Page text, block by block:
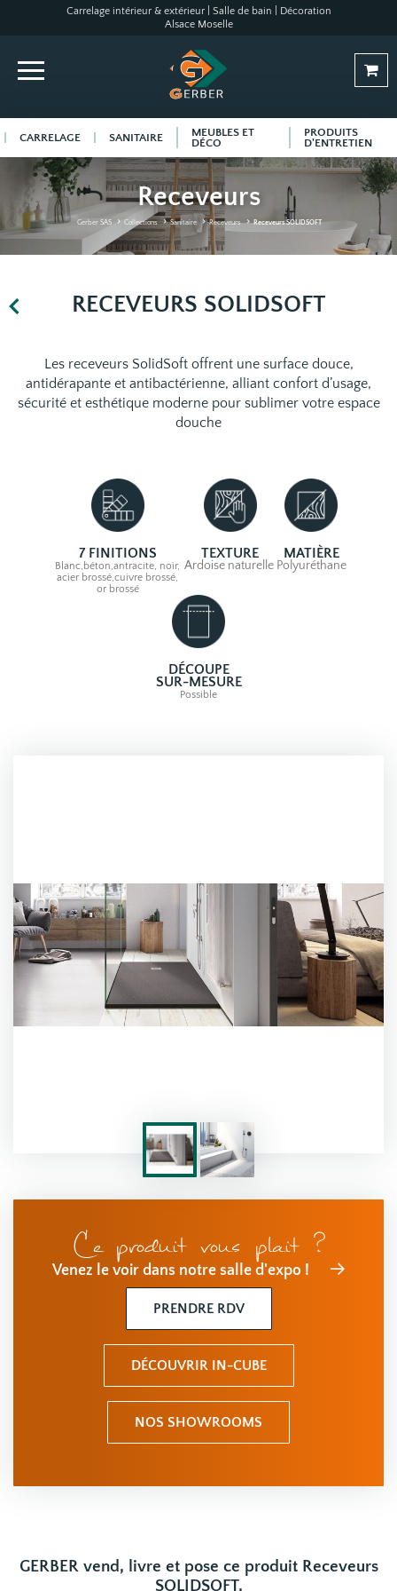
Carrelage intérieur & extérieur | Salle de bain | Décoration
Alsace Moselle
CARRELAGE SANITAIRE
MEUBLES ET
DÉCO
PRODUITS
D'ENTRETIEN
Receveurs
Gerber SAS Collections Sanitaire Receveurs Receveurs SOLIDSOFT
RECEVEURS SOLIDSOFT
Les receveurs SolidSoft offrent une surface douce,
antidérapante et antibactérienne, alliant confort d’usage,
sécurité et esthétique moderne pour sublimer votre espace
douche
7 FINITIONS
Blanc,béton,antracite, noir,
acier brossé,cuivre brossé,
or brossé
TEXTURE
Ardoise naturelle
MATIÈRE
Polyuréthane
DÉCOUPE
SUR-MESURE
Possible
Ce produit vous plait ?
Venez le voir dans notre salle d'expo !
PRENDRE RDV
DÉCOUVRIR IN-CUBE
NOS SHOWROOMS
GERBER vend, livre et pose ce produit Receveurs
SOLIDSOFT,